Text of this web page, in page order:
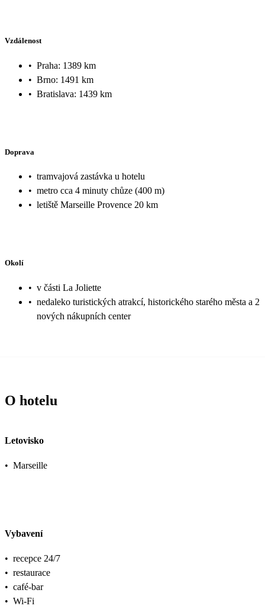
Vzdálenost
• Praha: 1389 km
• Brno: 1491 km
• Bratislava: 1439 km
Doprava
• tramvajová zastávka u hotelu
• metro cca 4 minuty chůze (400 m)
• letiště Marseille Provence 20 km
Okolí
• v části La Joliette
• nedaleko turistických atrakcí, historického starého města a 2
nových nákupních center
O hotelu
Letovisko
• Marseille
Vybavení
• recepce 24/7
• restaurace
• café-bar
• Wi-Fi